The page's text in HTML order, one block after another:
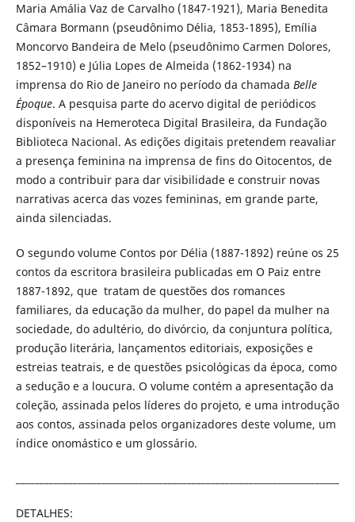
Maria Amália Vaz de Carvalho (1847-1921), Maria Benedita
Câmara Bormann (pseudônimo Délia, 1853-1895), Emília
Moncorvo Bandeira de Melo (pseudônimo Carmen Dolores,
1852–1910) e Júlia Lopes de Almeida (1862-1934) na
imprensa do Rio de Janeiro no período da chamada Belle
Époque. A pesquisa parte do acervo digital de periódicos
disponíveis na Hemeroteca Digital Brasileira, da Fundação
Biblioteca Nacional. As edições digitais pretendem reavaliar
a presença feminina na imprensa de fins do Oitocentos, de
modo a contribuir para dar visibilidade e construir novas
narrativas acerca das vozes femininas, em grande parte,
ainda silenciadas.
O segundo volume Contos por Délia (1887-1892) reúne os 25
contos da escritora brasileira publicadas em O Paiz entre
1887-1892, que tratam de questões dos romances
familiares, da educação da mulher, do papel da mulher na
sociedade, do adultério, do divórcio, da conjuntura política,
produção literária, lançamentos editoriais, exposições e
estreias teatrais, e de questões psicológicas da época, como
a sedução e a loucura. O volume contém a apresentação da
coleção, assinada pelos líderes do projeto, e uma introdução
aos contos, assinada pelos organizadores deste volume, um
índice onomástico e um glossário.
DETALHES: